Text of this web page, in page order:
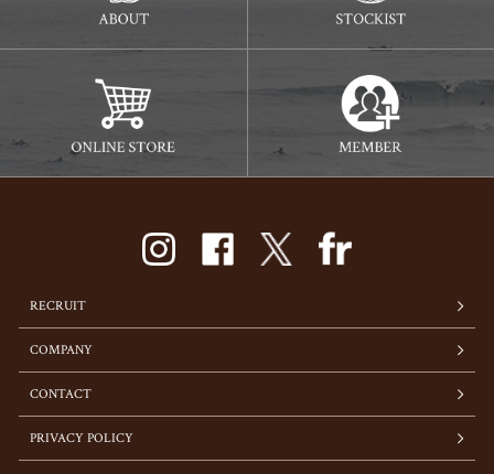
RECRUIT
COMPANY
CONTACT
PRIVACY POLICY